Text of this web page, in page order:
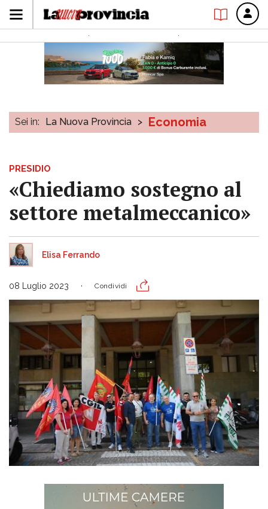
Sei in: La Nuova Provincia > Economia
PRESIDIO
«Chiediamo sostegno al
settore metalmeccanico»
Elisa Ferrando
08 Luglio 2023 Condividi